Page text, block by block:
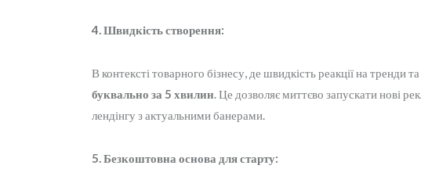
4. Швидкість створення:
В контексті товарного бізнесу, де швидкість реакції на тренди
буквально за 5 хвилин. Це дозволяє миттєво запускати нові
лендінгу з актуальними банерами.
5. Безкоштовна основа для старту: